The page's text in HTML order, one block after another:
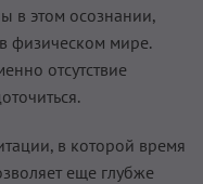
в этом осознании,
физическом мире.
отсутствие
в которой время
еще глубже